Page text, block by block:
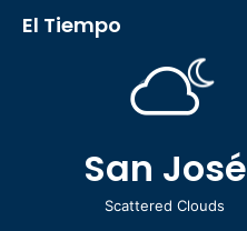
El Tiempo
San José
Scattered Clouds